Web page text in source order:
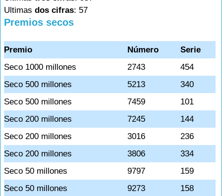
Ultimas dos cifras: 57
Premios secos
Premio Número
Serie
Seco 1000 millones
2743
454
Seco 500 millones
5213
340
Seco 500 millones
7459
101
Seco 200 millones
7245
144
Seco 200 millones
3016
236
Seco 200 millones
3806
334
Seco 50 millones
9797
159
Seco 50 millones
9273
158